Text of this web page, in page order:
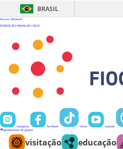
BRASIL
Fiocruz Webmail
FUNDAÇÃO OSWALDO CRUZ
instagram facebook tiktok youtube
agendamento de grupos
visitação educação